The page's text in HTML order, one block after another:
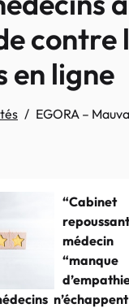
contre
en ligne
EGORA –